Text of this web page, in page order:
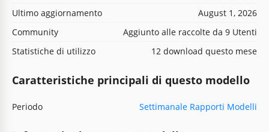
Ultimo aggiornamento
August 1, 2026
Community
Aggiunto alle raccolte da 9 Utenti
Statistiche di utilizzo
12 download questo mese
Caratteristiche principali di questo modello
Periodo Settimanale Rapporti Modelli